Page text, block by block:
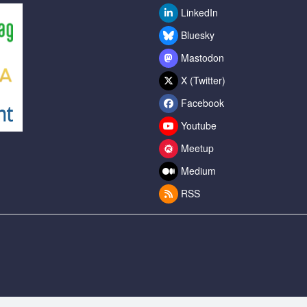
LinkedIn
Bluesky
Mastodon
X (Twitter)
Facebook
Youtube
Meetup
Medium
RSS